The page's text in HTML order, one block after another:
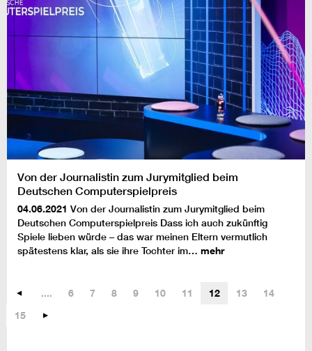
Von der Journalistin zum Jurymitglied beim
Deutschen Computerspielpreis
04.06.2021 Von der Journalistin zum Jurymitglied beim
Deutschen Computerspielpreis Dass ich auch zukünftig
Spiele lieben würde – das war meinen Eltern vermutlich
spätestens klar, als sie ihre Tochter im… mehr
.... 6 7 8 9 10 11 12 13
14
15